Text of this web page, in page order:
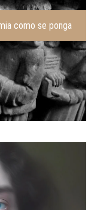
como se ponga